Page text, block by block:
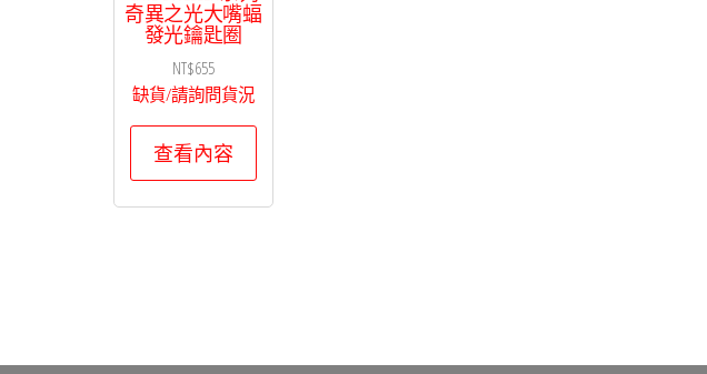
奇異之光大嘴蝠
發光鑰匙圈
NT$655
缺貨/請詢問貨況
查看內容